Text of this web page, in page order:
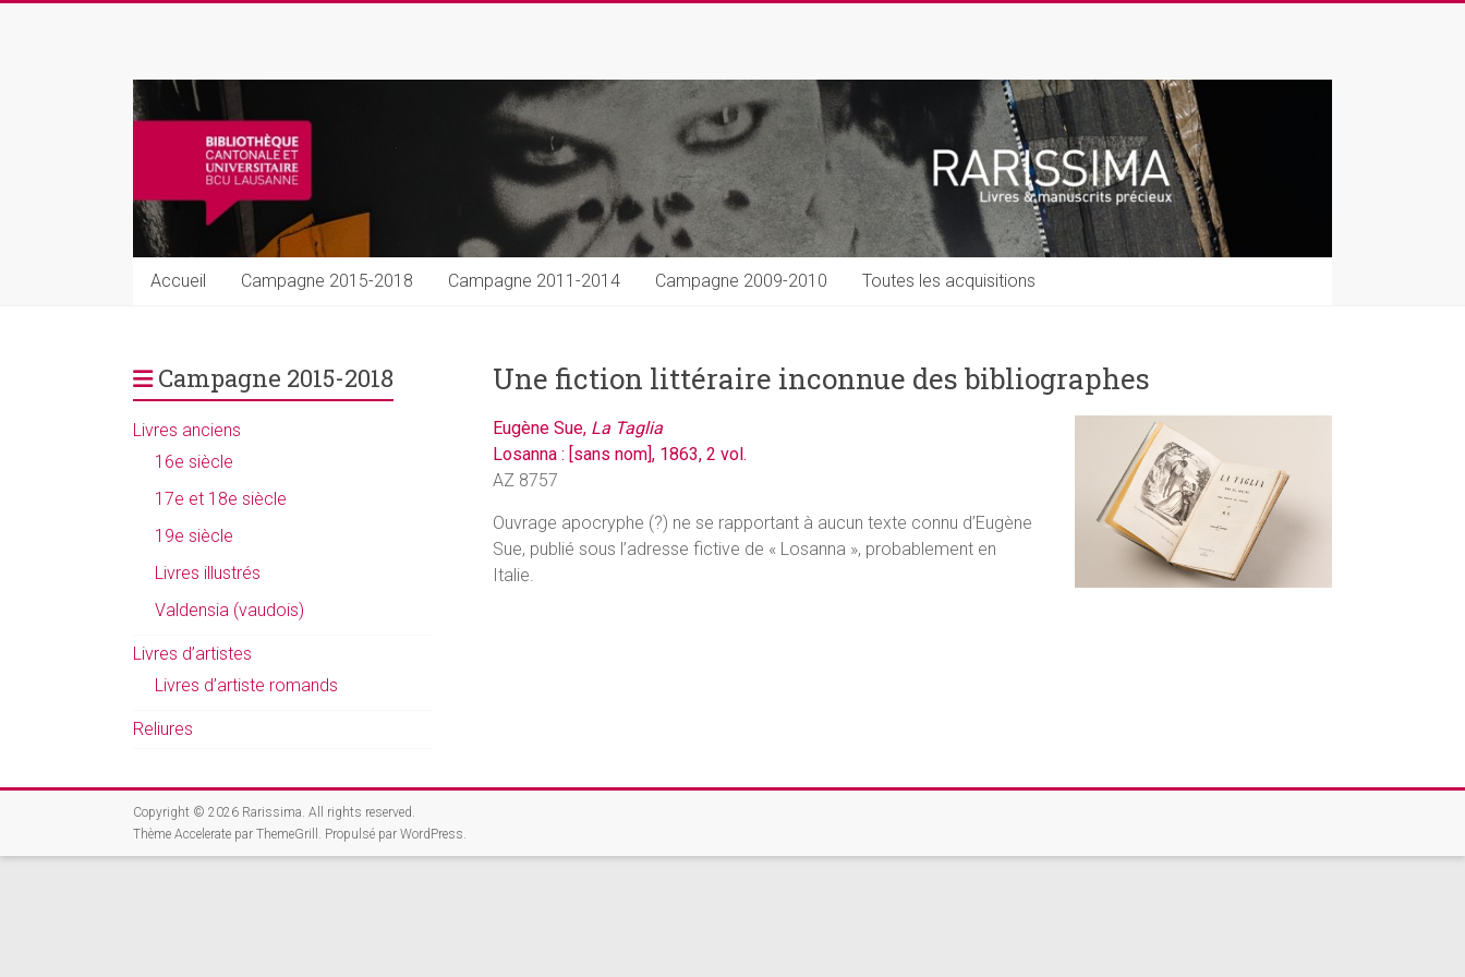
Rarissima
Livres
manuscrits
Accueil Campagne 2015-2018 Campagne 2011-2014 Campagne 2009-2010 Toutes les acquisitions
Une fiction littéraire inconnue des bibliographes
Eugène Sue, La Taglia
Losanna : [sans nom], 1863, 2 vol.
AZ 8757
Ouvrage apocryphe (?) ne se rapportant à aucun texte connu d’Eugène
Sue, publié sous l’adresse fictive de « Losanna », probablement en
Italie.
Campagne 2015-2018
Livres anciens
16e siècle
17e et 18e siècle
19e siècle
Livres illustrés
Valdensia (vaudois)
Livres d’artistes
Livres d’artiste romands
Reliures
Copyright © 2026 Rarissima. All rights reserved.
Thème Accelerate par ThemeGrill. Propulsé par WordPress.